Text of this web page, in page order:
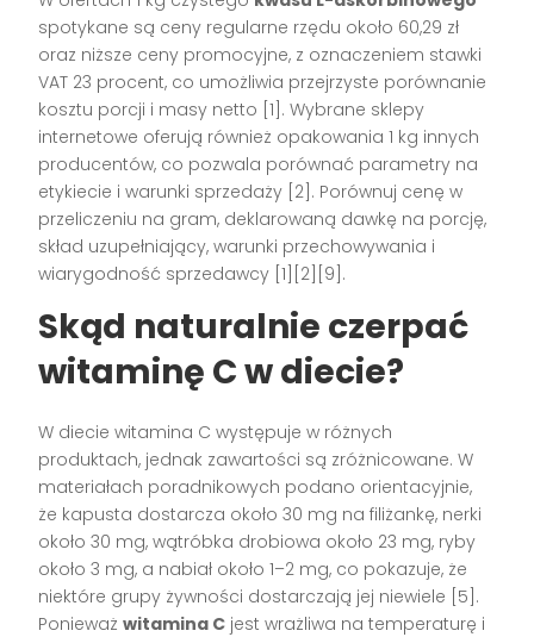
spotykane są ceny regularne rzędu około 60,29 zł
oraz niższe ceny promocyjne, z oznaczeniem stawki
VAT 23 procent, co umożliwia przejrzyste porównanie
kosztu porcji i masy netto [1]. Wybrane sklepy
internetowe oferują również opakowania 1 kg innych
producentów, co pozwala porównać parametry na
etykiecie i warunki sprzedaży [2]. Porównuj cenę w
przeliczeniu na gram, deklarowaną dawkę na porcję,
skład uzupełniający, warunki przechowywania i
wiarygodność sprzedawcy [1][2][9].
Skąd naturalnie czerpać
witaminę C w diecie?
W diecie witamina C występuje w różnych
produktach, jednak zawartości są zróżnicowane. W
materiałach poradnikowych podano orientacyjnie,
że kapusta dostarcza około 30 mg na filiżankę, nerki
około 30 mg, wątróbka drobiowa około 23 mg, ryby
około 3 mg, a nabiał około 1–2 mg, co pokazuje, że
niektóre grupy żywności dostarczają jej niewiele [5].
Ponieważwitamina C jest wrażliwa na temperaturę i